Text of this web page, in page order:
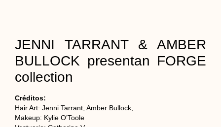
JENNI TARRANT & AMBER
BULLOCK presentan FORGE
collection
Créditos:
Hair Art: Jenni Tarrant, Amber Bullock,
Makeup: Kylie O’Toole